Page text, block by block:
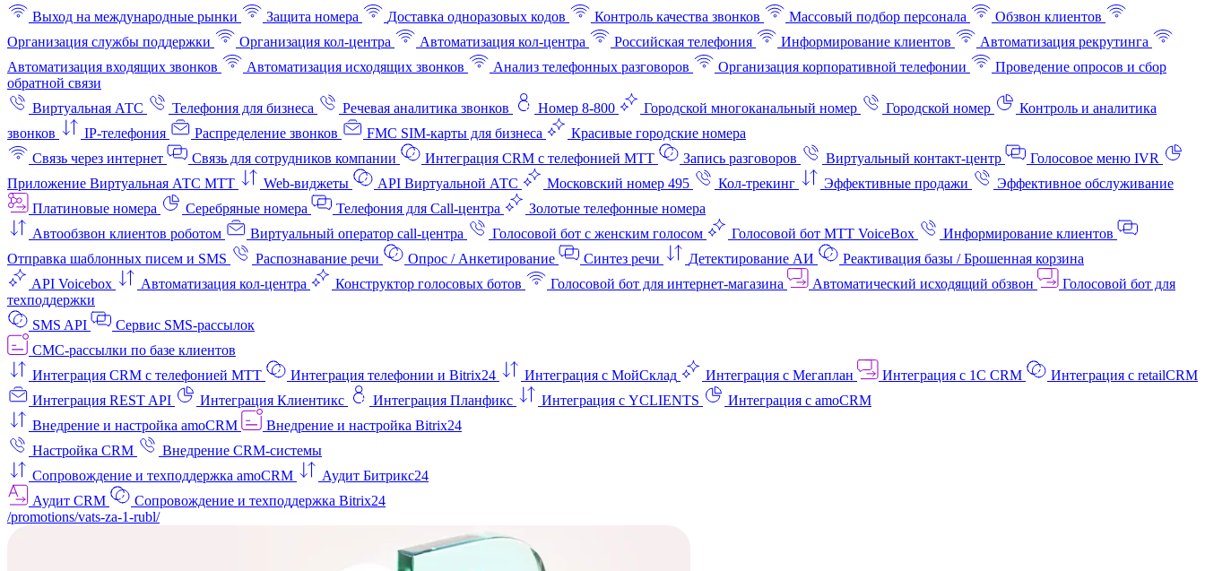
Выход на международные рынки
Защита номера Доставка одноразовых кодов Контроль качества звонков Массовый подбор персонала
Обзвон клиентов
Организация службы поддержки
Организация кол-центра Автоматизация кол-центра Российская телефония Информирование клиентов
Автоматизация рекрутинга
Автоматизация входящих звонков
Автоматизация исходящих звонков Анализ телефонных разговоров Организация корпоративной телефонии
Проведение опросов и сбор
обратной связи
Виртуальная АТС
Телефония для бизнеса Речевая аналитика звонков Номер 8-800 Городской многоканальный номер Городской номер
Контроль и аналитика
звонков
IP-телефония Распределение звонков FMC SIM-карты для бизнеса
Красивые городские номера
Связь через интернет
Связь для сотрудников компании Интеграция CRM с телефонией МТТ Запись разговоров Виртуальный контакт‑центр
Голосовое меню IVR
Приложение Виртуальная АТС МТТ
Web-виджеты API Виртуальной АТС Московский номер 495 Кол-трекинг Эффективные продажи
Эффективное обслуживание
Платиновые номера
Серебряные номера Телефония для Call-центра
Золотые телефонные номера
Автообзвон клиентов роботом
Виртуальный оператор call-центра Голосовой бот с женским голосом Голосовой бот МТТ VoiceBox
Информирование клиентов
Отправка шаблонных писем и SMS
Распознавание речи Опрос / Анкетирование Синтез речи Детектирование АИ
Реактивация базы / Брошенная корзина
API Voicebox
Автоматизация кол‑центра Конструктор голосовых ботов Голосовой бот для интернет‑магазина Автоматический исходящий обзвон
Голосовой бот для
техподдержки
SMS API
Сервис SMS-рассылок
СМС-рассылки по базе клиентов
Интеграция CRM с телефонией МТТ
Интеграция телефонии и Bitrix24 Интеграция с МойСклад Интеграция с Мегаплан Интеграция с 1C CRM
Интеграция с retailCRM
Интеграция REST API
Интеграция Клиентикс Интеграция Планфикс Интеграция с YCLIENTS
Интеграция с amoCRM
Внедрение и настройка amoCRM
Внедрение и настройка Bitrix24
Настройка CRM
Внедрение CRM-системы
Сопровождение и техподдержка amoCRM
Аудит Битрикс24
Аудит CRM
Сопровождение и техподдержка Bitrix24
/promotions/vats-za-1-rubl/